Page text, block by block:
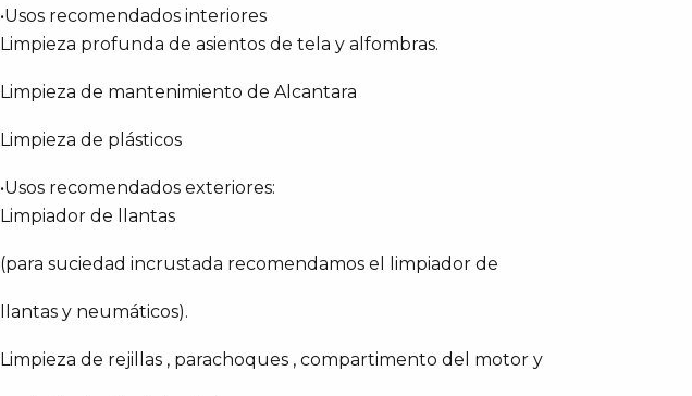
•Usos recomendados interiores
Limpieza profunda de asientos de tela y alfombras.
Limpieza de mantenimiento de Alcantara
Limpieza de plásticos
•Usos recomendados exteriores:
Limpiador de llantas
(para suciedad incrustada recomendamos el limpiador de
llantas y neumáticos).
Limpieza de rejillas , parachoques , compartimento del motor y